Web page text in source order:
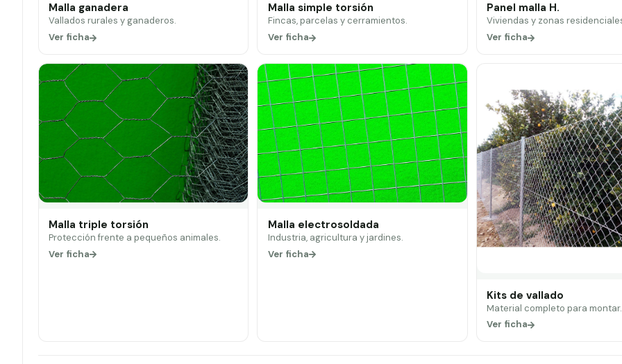
Malla ganadera
Vallados rurales y ganaderos.
Ver ficha
Malla simple torsión
Fincas, parcelas y cerramientos.
Ver ficha
Panel malla H.
Viviendas y zonas
Ver ficha
Malla triple torsión
Protección frente a pequeños animales.
Ver ficha
Malla electrosoldada
Industria, agricultura y jardines.
Ver ficha
Kits de vallado
Material completo para montar.
Ver ficha